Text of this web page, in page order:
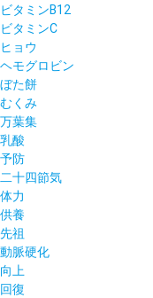
ビタミンB12
ビタミンC
ヒョウ
ヘモグロビン
ぼた餅
むくみ
万葉集
乳酸
予防
二十四節気
体力
供養
先祖
動脈硬化
向上
回復